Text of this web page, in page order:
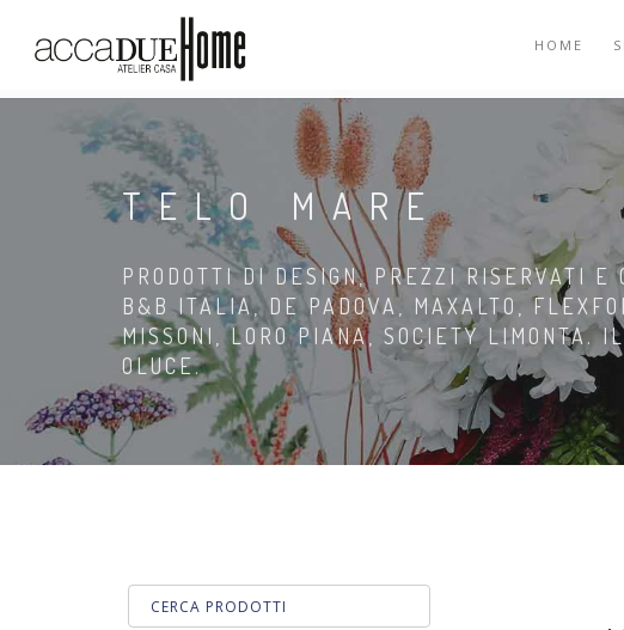
HOME
TELO MARE
PRODOTTI DI DESIGN, PREZZI RISERVATI E
B&B ITALIA, DE PADOVA, MAXALTO,
MISSONI, LORO PIANA, SOCIETY LIMONTA.
OLUCE.